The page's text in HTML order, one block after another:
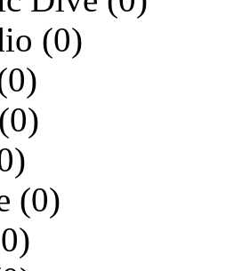
(0)
(0)